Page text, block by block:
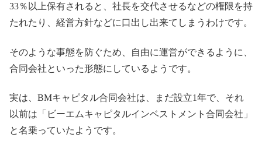
33％以上保有されると、社長を交代させるなどの権限を持
たれたり、経営方針などに口出し出来てしまうわけです。
そのような事態を防ぐため、自由に運営ができるように、
合同会社といった形態にしているようです。
実は、BMキャピタル合同会社は、まだ設立1年で、それ
以前は「ビーエムキャピタルインベストメント合同会社」
と名乗っていたようです。